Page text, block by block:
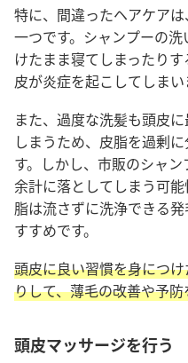
特に、間違ったヘアケア
一つです。シャンプーの
けたまま寝てしまったり
皮が炎症を起こしてしまい
また、過度な洗髪も頭皮
しまうため、皮脂を過剰
す。しかし、市販のシャ
余計に落としてしまう可
脂は流さずに洗浄できる
すすめです。
頭皮に良い習慣を身につ
りして、薄毛の改善や予
頭皮マッサージを行う